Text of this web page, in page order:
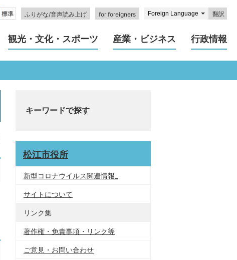
ふりがな/音声読み上げ for foreigners 翻訳
観光・文化・スポーツ 産業・ビジネス 行政情報
キーワードで探す
松江市役所
新型コロナウイルス関連情報_
サイトについて
リンク集
著作権・免責事項・リンク等
ご意見・お問い合わせ